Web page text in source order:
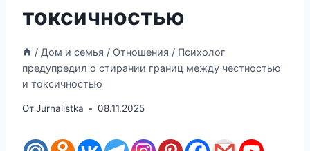
токсичностью
/ Дом и семья / Отношения / Психолог
предупредил о стирании границ между честностью
и токсичностью
ОтJurnalistka 08.11.2025